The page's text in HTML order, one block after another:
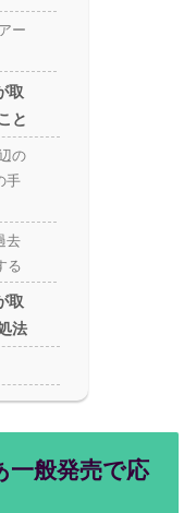
ー
取
と
の
手
去
る
取
法
般発売で応